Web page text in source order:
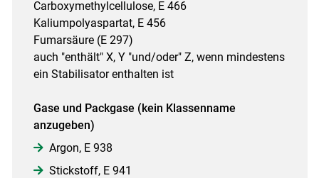
Carboxymethylcellulose, E 466
Kaliumpolyaspartat, E 456
Fumarsäure (E 297)
auch "enthält" X, Y "und/oder" Z, wenn mindestens
ein Stabilisator enthalten ist
Gase und Packgase (kein Klassenname
anzugeben)
Argon, E 938
Stickstoff, E 941